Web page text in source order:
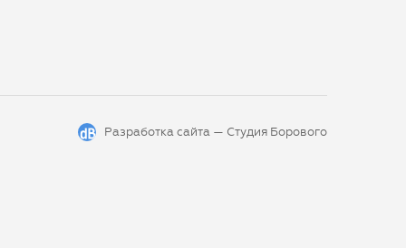
Разработка сайта — Студия Борового